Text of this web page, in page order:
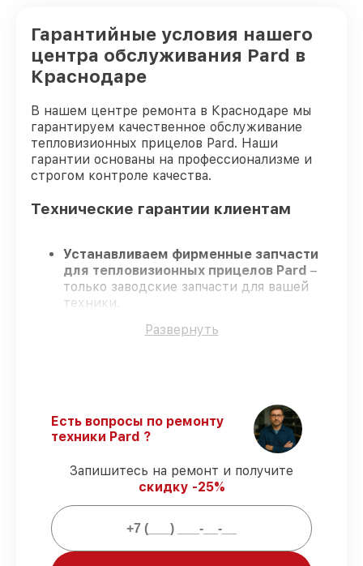
Гарантийные условия нашего
центра обслуживания Pard в
Краснодаре
В нашем центре ремонта в Краснодаре мы
гарантируем качественное обслуживание
тепловизионных прицелов Pard. Наши
гарантии основаны на профессионализме и
строгом контроле качества.
Технические гарантии клиентам
Устанавливаем фирменные запчасти
для тепловизионных прицелов Pard –
только заводские запчасти для вашей
техники.
серьезную проверку знаний и навыков,
тепловизионных прицелов Pard в
оговоренные сроки.
– на все виды
работ и комплектующие для
тепловизионных прицелов Pard
предоставляется гарантия до 3-х лет.
Мы гарантируем:
Развернуть
Есть вопросы по ремонту
техники Pard ?
Запишитесь на ремонт и получите
скидку -25%